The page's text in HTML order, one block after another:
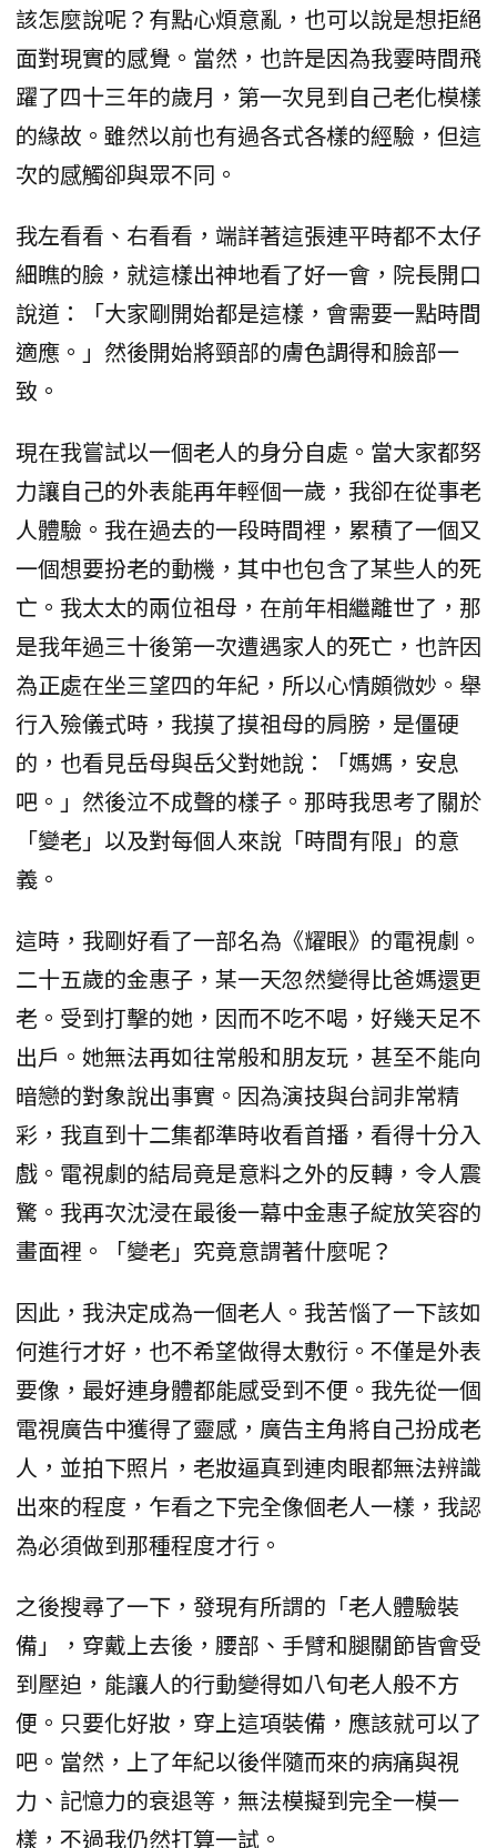
該怎麼說呢？有點心煩意亂，也可以說是想拒絕
面對現實的感覺。當然，也許是因為我霎時間飛
躍了四十三年的歲月，第一次見到自己老化模樣
的緣故。雖然以前也有過各式各樣的經驗，但這
次的感觸卻與眾不同。
我左看看、右看看，端詳著這張連平時都不太仔
細瞧的臉，就這樣出神地看了好一會，院長開口
說道：「大家剛開始都是這樣，會需要一點時間
適應。」然後開始將頸部的膚色調得和臉部一
致。
現在我嘗試以一個老人的身分自處。當大家都努
力讓自己的外表能再年輕個一歲，我卻在從事老
人體驗。我在過去的一段時間裡，累積了一個又
一個想要扮老的動機，其中也包含了某些人的死
亡。我太太的兩位祖母，在前年相繼離世了，那
是我年過三十後第一次遭遇家人的死亡，也許因
為正處在坐三望四的年紀，所以心情頗微妙。舉
行入殮儀式時，我摸了摸祖母的肩膀，是僵硬
的，也看見岳母與岳父對她說：「媽媽，安息
吧。」然後泣不成聲的樣子。那時我思考了關於
「變老」以及對每個人來說「時間有限」的意
義。
這時，我剛好看了一部名為《耀眼》的電視劇。
二十五歲的金惠子，某一天忽然變得比爸媽還更
老。受到打擊的她，因而不吃不喝，好幾天足不
出戶。她無法再如往常般和朋友玩，甚至不能向
暗戀的對象說出事實。因為演技與台詞非常精
彩，我直到十二集都準時收看首播，看得十分入
戲。電視劇的結局竟是意料之外的反轉，令人震
驚。我再次沈浸在最後一幕中金惠子綻放笑容的
畫面裡。「變老」究竟意謂著什麼呢？
因此，我決定成為一個老人。我苦惱了一下該如
何進行才好，也不希望做得太敷衍。不僅是外表
要像，最好連身體都能感受到不便。我先從一個
電視廣告中獲得了靈感，廣告主角將自己扮成老
人，並拍下照片，老妝逼真到連肉眼都無法辨識
出來的程度，乍看之下完全像個老人一樣，我認
為必須做到那種程度才行。
之後搜尋了一下，發現有所謂的「老人體驗裝
備」，穿戴上去後，腰部、手臂和腿關節皆會受
到壓迫，能讓人的行動變得如八旬老人般不方
便。只要化好妝，穿上這項裝備，應該就可以了
吧。當然，上了年紀以後伴隨而來的病痛與視
力、記憶力的衰退等，無法模擬到完全一模一
樣，不過我仍然打算一試。